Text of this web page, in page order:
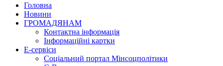
Головна
Новини
ГРОМАДЯНАМ
Контактна інформація
Інформаційні картки
Е-сервіси
Соціальний портал Мінсоцполітики